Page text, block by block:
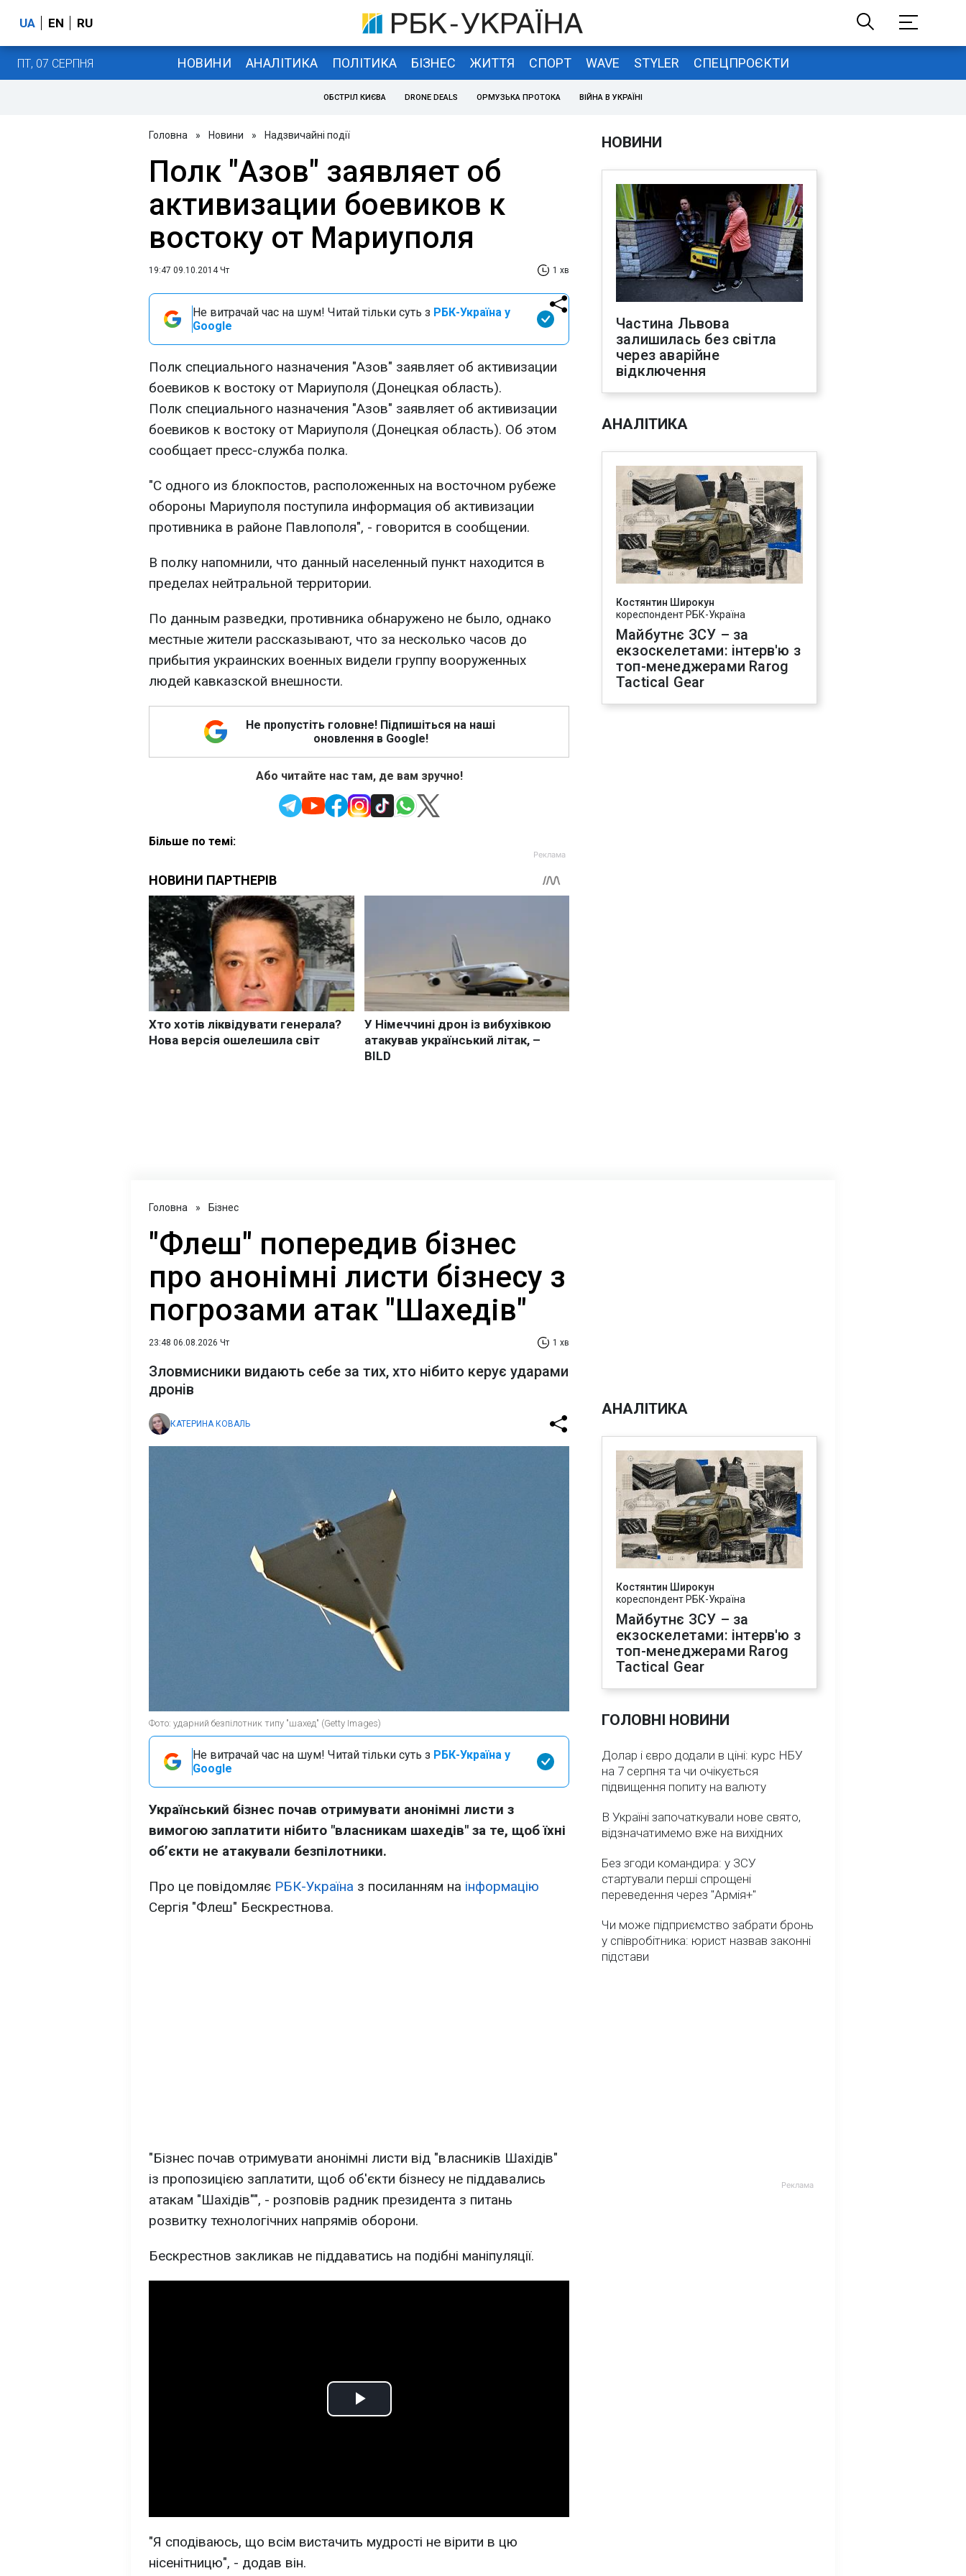
UA EN RU
ПТ, 07 СЕРПНЯ НОВИНИ АНАЛІТИКА ПОЛІТИКА БІЗНЕС ЖИТТЯ СПОРТ WAVE STYLER СПЕЦПРОЄКТИ
ОБСТРІЛ КИЄВА DRONE DEALS ОРМУЗЬКА ПРОТОКА ВІЙНА В УКРАЇНІ
Головна » Новини » Надзвичайні події
Полк "Азов" заявляет об
активизации боевиков к
востоку от Мариуполя
19:47 09.10.2014 Чт 1 хв
Не витрачай час на шум! Читай тільки суть з РБК-Україна у
Google
Полк специального назначения "Азов" заявляет об активизации
боевиков к востоку от Мариуполя (Донецкая область).
Полк специального назначения "Азов" заявляет об активизации
боевиков к востоку от Мариуполя (Донецкая область). Об этом
сообщает пресс-служба полка.
"С одного из блокпостов, расположенных на восточном рубеже
обороны Мариуполя поступила информация об активизации
противника в районе Павлополя", - говорится в сообщении.
В полку напомнили, что данный населенный пункт находится в
пределах нейтральной территории.
По данным разведки, противника обнаружено не было, однако
местные жители рассказывают, что за несколько часов до
прибытия украинских военных видели группу вооруженных
людей кавказской внешности.
Не пропустіть головне! Підпишіться на наші
оновлення в Google!
Або читайте нас там, де вам зручно!
Більше по темі:
НОВИНИ
Частина Львова
залишилась без світла
через аварійне
відключення
АНАЛІТИКА
Костянтин Широкун
кореспондент РБК-Україна
Майбутнє ЗСУ – за
екзоскелетами: інтерв'ю з
топ-менеджерами Rarog
Tactical Gear
Головна » Бізнес
"Флеш" попередив бізнес
про анонімні листи бізнесу з
погрозами атак "Шахедів"
23:48 06.08.2026 Чт 1 хв
Зловмисники видають себе за тих, хто нібито керує ударами
дронів
КАТЕРИНА КОВАЛЬ
Фото: ударний безпілотник типу "шахед" (Getty Images)
Не витрачай час на шум! Читай тільки суть з РБК-Україна у
Google
Український бізнес почав отримувати анонімні листи з
вимогою заплатити нібито "власникам шахедів" за те, щоб їхні
обʼєкти не атакували безпілотники.
Про це повідомляє РБК-Україна з посиланням на інформацію
Сергія "Флеш" Бескрестнова.
"Бізнес почав отримувати анонімні листи від "власників Шахідів"
із пропозицією заплатити, щоб об'єкти бізнесу не піддавались
атакам "Шахідів"", - розповів радник президента з питань
розвитку технологічних напрямів оборони.
Бескрестнов закликав не піддаватись на подібні маніпуляції.
Play
"Я сподіваюсь, що всім вистачить мудрості не вірити в цю
нісенітницю", - додав він.
АНАЛІТИКА
Костянтин Широкун
кореспондент РБК-Україна
Майбутнє ЗСУ – за
екзоскелетами: інтерв'ю з
топ-менеджерами Rarog
Tactical Gear
ГОЛОВНІ НОВИНИ
Долар і євро додали в ціні: курс НБУ
на 7 серпня та чи очікується
підвищення попиту на валюту
В Україні започаткували нове свято,
відзначатимемо вже на вихідних
Без згоди командира: у ЗСУ
стартували перші спрощені
переведення через "Армія+"
Чи може підприємство забрати бронь
у співробітника: юрист назвав законні
підстави